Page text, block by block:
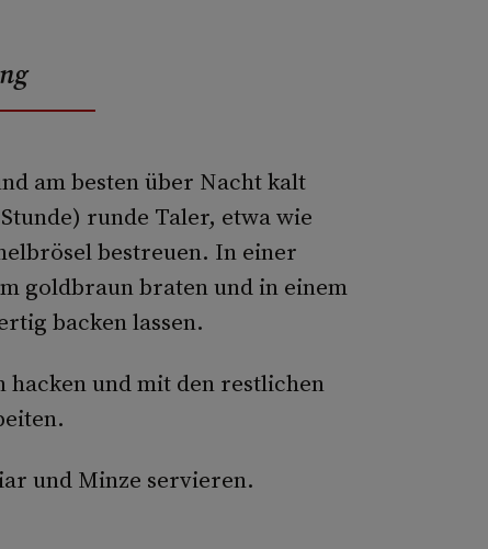
am besten über Nacht kalt
runde Taler, etwa wie
bestreuen. In einer
goldbraun braten und in einem
backen lassen.
und mit den restlichen
und Minze servieren.